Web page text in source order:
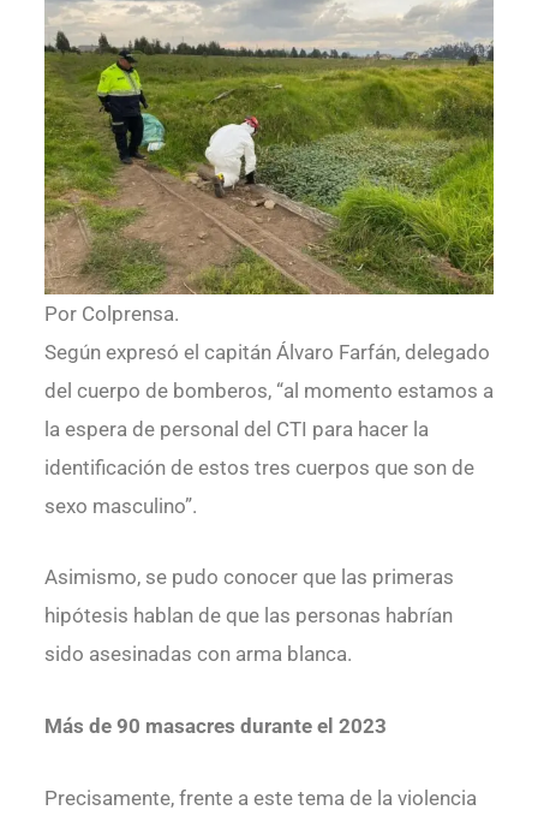
Por Colprensa.
Según expresó el capitán Álvaro Farfán, delegado
del cuerpo de bomberos, “al momento estamos a
la espera de personal del CTI para hacer la
identificación de estos tres cuerpos que son de
sexo masculino”.
Asimismo, se pudo conocer que las primeras
hipótesis hablan de que las personas habrían
sido asesinadas con arma blanca.
Más de 90 masacres durante el 2023
Precisamente, frente a este tema de la violencia